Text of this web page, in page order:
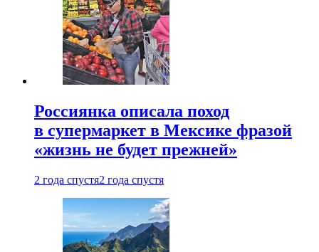
Россиянка описала поход
в супермаркет в Мексике фразой
«жизнь не будет прежней»
2 года спустя2 года спустя